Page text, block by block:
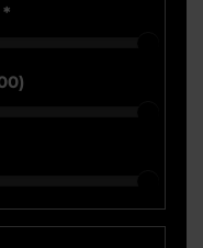
*
)